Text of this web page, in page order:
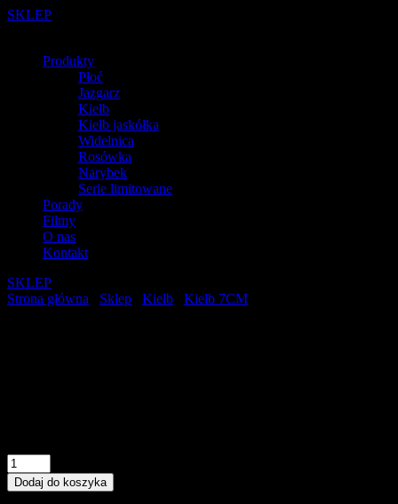
SKLEP
Produkty
Płoć
Jazgarz
Kiełb
Kiełb jaskółka
Widelnica
Rosówka
Narybek
Serie limitowane
Porady
Filmy
O nas
Kontakt
SKLEP
Strona główna
Sklep Kiełb Kiełb 7CM
ilość
KIEŁB
7CM
Dodaj do koszyka